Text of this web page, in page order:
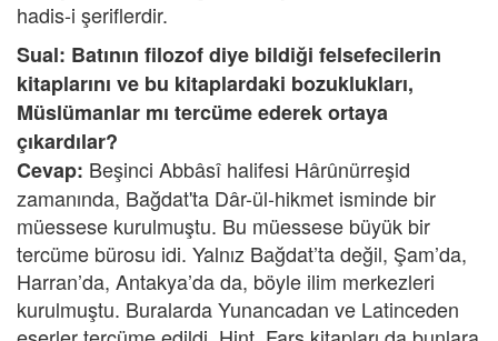
hadis-i şeriflerdir.
Sual: Batının filozof diye bildiği felsefecilerin
kitaplarını ve bu kitaplardaki bozuklukları,
Müslümanlar mı tercüme ederek ortaya
çıkardılar?
Cevap: Beşinci Abbâsî halifesi Hârûnürreşid
zamanında, Bağdat'ta Dâr-ül-hikmet isminde bir
müessese kurulmuştu. Bu müessese büyük bir
tercüme bürosu idi. Yalnız Bağdat’ta değil, Şam’da,
Harran’da, Antakya’da da, böyle ilim merkezleri
kurulmuştu. Buralarda Yunancadan ve Latinceden